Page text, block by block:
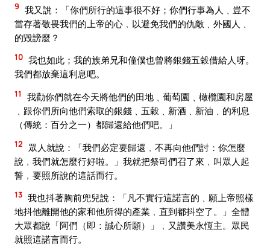
9 我又說：「你們所行的這事很不好；你們行事為人﹑豈不
當存著敬畏我們的上帝的心﹐以避免我們的仇敵﹑外國人﹑
的毀謗麼？
10 我也如此；我的族弟兄和僮僕也曾將銀錢五穀借給人呀。
我們都放棄這利息吧。
11
我勸你們就在今天將他們的田地﹑葡萄園﹑橄欖園和房屋
﹑跟你們所向他們索取的銀錢﹑五穀﹑新酒﹑新油﹑的利息
（傳統：百分之一）都歸還給他們吧。」
12
眾人就說：「我們必定要歸還﹐不再向他們討：你怎麼
說﹐我們就怎麼行好啦。」我就把祭司們召了來﹐叫眾人起
誓﹐要照所說的這話而行。
13 我也抖著胸前兜兒說：「凡不實行這諾言的﹑願上帝照樣
地抖他離開他的家和他所得的產業﹐直到都抖空了。」全體
大眾都說「阿們（即：誠心所願）」﹐又讚美永恆主。眾民
就照這諾言而行。